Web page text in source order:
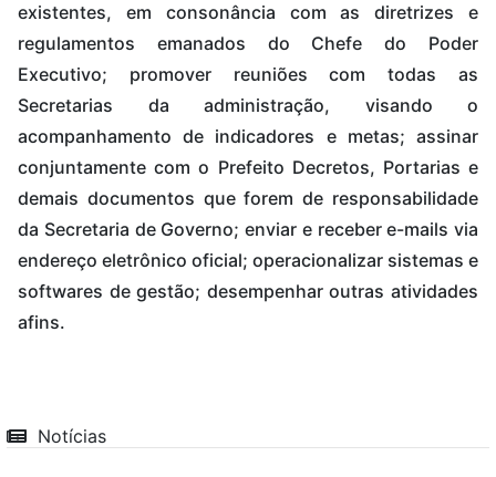
existentes, em consonância com as diretrizes e
regulamentos emanados do Chefe do Poder
Executivo; promover reuniões com todas as
Secretarias da administração, visando o
acompanhamento de indicadores e metas; assinar
conjuntamente com o Prefeito Decretos, Portarias e
demais documentos que forem de responsabilidade
da Secretaria de Governo; enviar e receber e-mails via
endereço eletrônico oficial; operacionalizar sistemas e
softwares de gestão; desempenhar outras atividades
afins.
Notícias